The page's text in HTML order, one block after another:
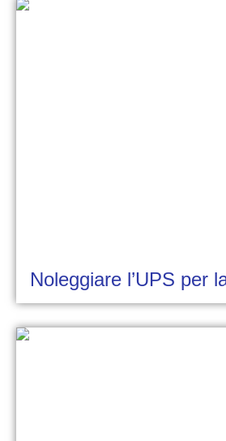
Noleggiare l’UPS per